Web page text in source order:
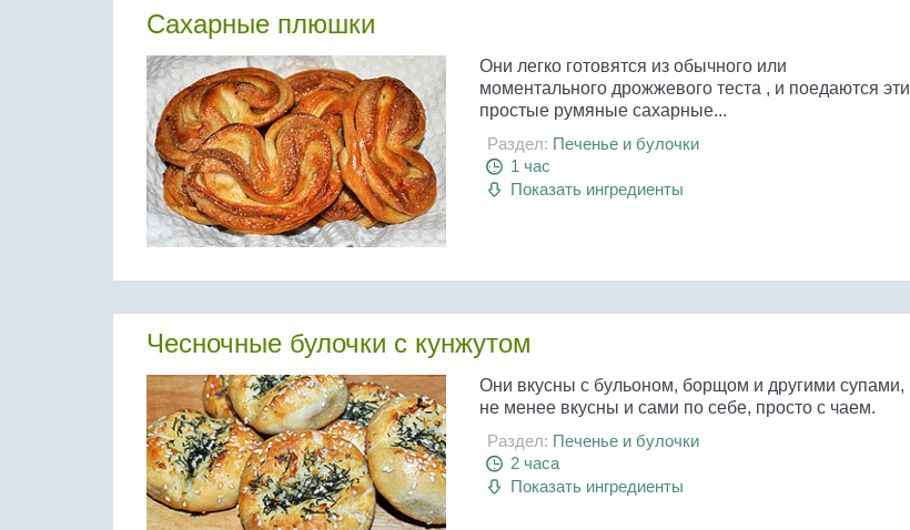
Сахарные плюшки
Они легко готовятся из обычного или
моментального дрожжевого теста , и поедаются эти
простые румяные сахарные...
Раздел: Печенье и булочки
1 час
Показать ингредиенты
Чесночные булочки с кунжутом
Они вкусны с бульоном, борщом и другими супами,
не менее вкусны и сами по себе, просто с чаем.
Раздел: Печенье и булочки
2 часа
Показать ингредиенты